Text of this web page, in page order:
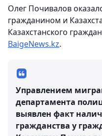
Олег Почивалов
гражданином и
Казахстанского
BaigeNews.kz.
Управлением
департамента
выявлен факт
гражданства у